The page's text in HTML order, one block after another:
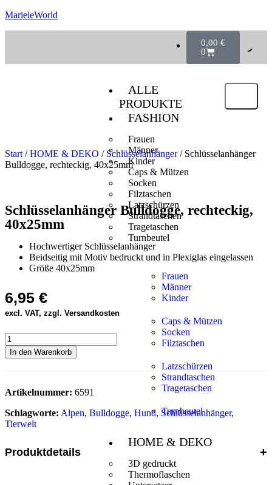
MarieleWorld
0,00 €
0
ALLE
PRODUKTE
FASHION
Frauen
Männer
Kinder
Caps & Mützen
Socken
Filztaschen
Latzschürzen
Strandtaschen
Tragetaschen
Turnbeutel
Frauen
Männer
Kinder
Caps & Mützen
Socken
Filztaschen
Latzschürzen
Strandtaschen
Tragetaschen
Turnbeutel
HOME & DEKO
3D gedruckt
Thermoflaschen
Start /HOME & DEKO / Schlüsselanhänger/ Schlüsselanhänger
Bulldogge, rechteckig, 40x25mm
Schlüsselanhänger Bulldogge, rechteckig,
40x25mm
Hochwertiger Schlüsselanhänger
Beidseitig mit Motiv bedruckt und in Plexiglas eingelassen
Größe 40x25mm
6,95 €
excl. VAT, zzgl. Versandkosten
In den Warenkorb
Artikelnummer: 6591
Schlagworte: Alpen, Bulldogge, Hund, Schlüsselanhänger,
Tierwelt
Produktdetails